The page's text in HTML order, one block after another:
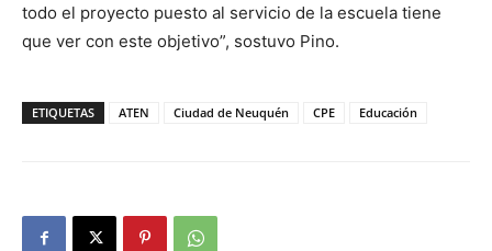
todo el proyecto puesto al servicio de la escuela tiene
que ver con este objetivo”, sostuvo Pino.
ETIQUETAS ATEN Ciudad de Neuquén CPE Educación